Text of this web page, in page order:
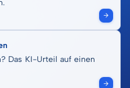
Das KI-Urteil auf einen